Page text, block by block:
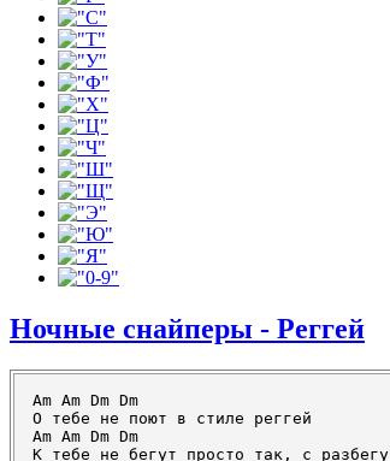
Ночные снайперы - Реггей
Am Am Dm Dm
О тебе не поют в стиле реггей
Am Am Dm Dm
К тебе не бегут просто так, с разбегу